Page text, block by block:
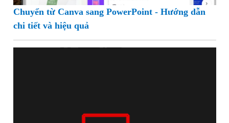
Chuyển từ Canva sang PowerPoint - Hướng dẫn
chi tiết và hiệu quả